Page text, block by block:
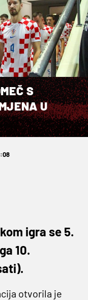
S
U
igra se 5.
10.
otvorila je